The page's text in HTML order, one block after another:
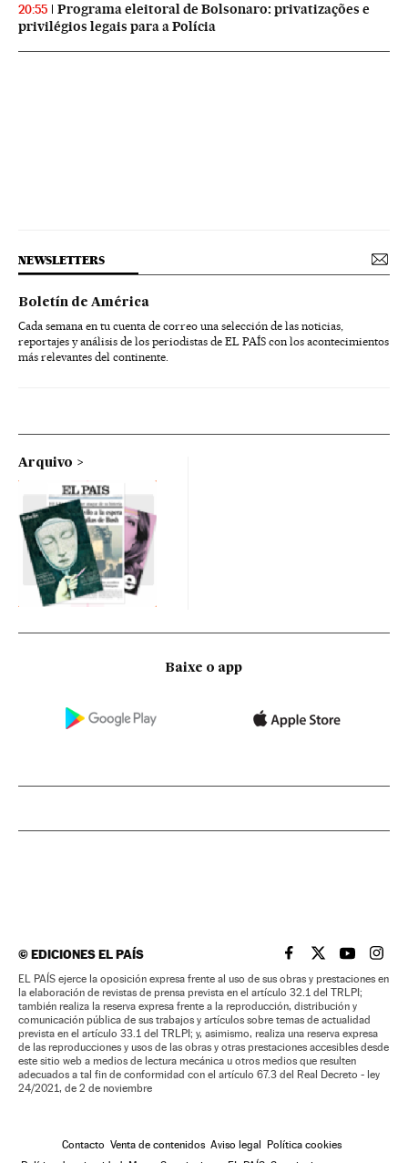
20:55
Programa eleitoral de Bolsonaro: privatizações e
privilégios legais para a Polícia
NEWSLETTERS
Boletín de América
Cada semana en tu cuenta de correo una selección de las noticias,
reportajes y análisis de los periodistas de EL PAÍS con los acontecimientos
más relevantes del continente.
Arquivo
Baixe o app
©EDICIONES EL PAÍS EL PAÍS BRASIL EN
EL PAÍSEL PAÍS
EL
EL PAÍS ejerce la oposición expresa frente al uso de sus obras y prestaciones en
la elaboración de revistas de prensa prevista en el artículo 32.1 del TRLPI;
también realiza la reserva expresa frente a la reproducción, distribución y
comunicación pública de sus trabajos y artículos sobre temas de actualidad
prevista en el artículo 33.1 del TRLPI; y, asimismo, realiza una reserva expresa
de las reproducciones y usos de las obras y otras prestaciones accesibles desde
este sitio web a medios de lectura mecánica u otros medios que resulten
adecuados a tal fin de conformidad con el artículo 67.3 del Real Decreto - ley
24/2021, de 2 de noviembre
Contacto Venta de contenidos Aviso legal Política cookies